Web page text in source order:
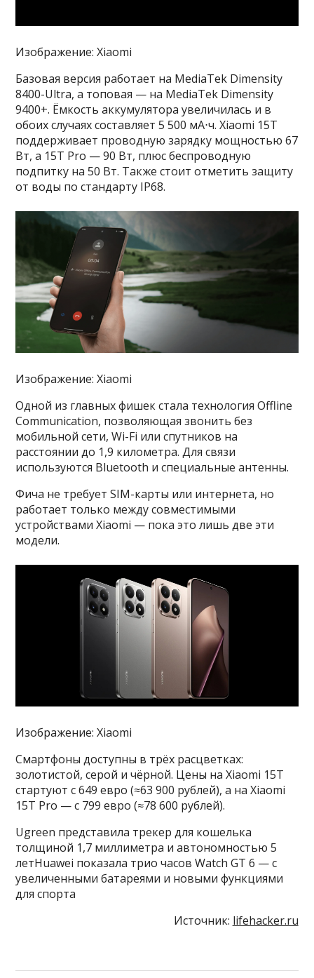
Изображение: Xiaomi
Базовая версия работает на MediaTek Dimensity
8400-Ultra, а топовая — на MediaTek Dimensity
9400+. Ёмкость аккумулятора увеличилась и в
обоих случаях составляет 5 500 мА⋅ч. Xiaomi 15T
поддерживает проводную зарядку мощностью 67
Вт, а 15T Pro — 90 Вт, плюс беспроводную
подпитку на 50 Вт. Также стоит отметить защиту
от воды по стандарту IP68.
Изображение: Xiaomi
Одной из главных фишек стала технология Offline
Communication, позволяющая звонить без
мобильной сети, Wi-Fi или спутников на
расстоянии до 1,9 километра. Для связи
используются Bluetooth и специальные антенны.
Фича не требует SIM-карты или интернета, но
работает только между совместимыми
устройствами Xiaomi — пока это лишь две эти
модели.
Изображение: Xiaomi
Смартфоны доступны в трёх расцветках:
золотистой, серой и чёрной. Цены на Xiaomi 15T
стартуют с 649 евро (≈63 900 рублей), а на Xiaomi
15T Pro — с 799 евро (≈78 600 рублей).
Ugreen представила трекер для кошелька
толщиной 1,7 миллиметра и автономностью 5
летHuawei показала трио часов Watch GT 6 — с
увеличенными батареями и новыми функциями
для спорта
Источник: lifehacker.ru